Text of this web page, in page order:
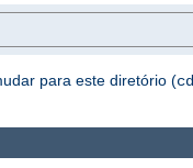
para este diretório (cd